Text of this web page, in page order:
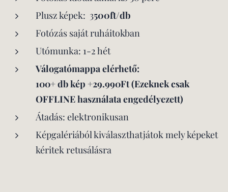
Plusz képek: 3500ft/db
Fotózás saját ruháitokban
Utómunka: 1-2 hét
Válogatómappa elérhető:
100+ db kép +29.990Ft (Ezeknek csak
OFFLINE használata engedélyezett)
Átadás: elektronikusan
Képgalériából kiválaszthatjátok mely képeket
kéritek retusálásra